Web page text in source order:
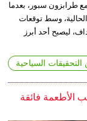
طرابزون سبور، بعدما
وسط توقعات
ليصبح أحد أبرز
التحقيقات السياحية
الأطعمة فائقة